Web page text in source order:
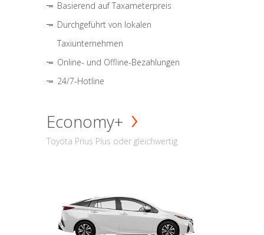
Basierend auf Taxameterpreis
Durchgeführt von lokalen
Taxiunternehmen
Online- und Offline-Bezahlungen
24/7-Hotline
Economy+
Toyota Prius Plus oder gleichwertig